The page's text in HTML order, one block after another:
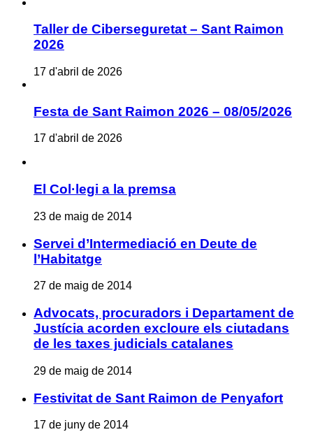
Taller de Ciberseguretat – Sant Raimon
2026
17 d'abril de 2026
Festa de Sant Raimon 2026 – 08/05/2026
17 d'abril de 2026
El Col·legi a la premsa
23 de maig de 2014
Servei d’Intermediació en Deute de
l’Habitatge
27 de maig de 2014
Advocats, procuradors i Departament de
Justícia acorden excloure els ciutadans
de les taxes judicials catalanes
29 de maig de 2014
Festivitat de Sant Raimon de Penyafort
17 de juny de 2014